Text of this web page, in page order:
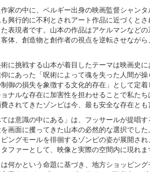
家の中に、ベルギー出身の映画監督シャン
興行的に不利とされアート作品に近づくと
表現者です。山本の作品はアケルマンなど
体、創造物と創作者の視点を逆転させなが
に挑戦する山本が着目したテーマは映画史
にあった「呪術によって魂を失った人間が
制御の損失を象徴する文化的存在」として定
ナルな存在に加害性を担わせることで私た
されてきたゾンビは今、最も安全な存在とも
は意識の中にある」は、フッサールが提唱
画面に攫ってきた山本の必然的な選択でし
ングモールを徘徊するゾンビの姿が展開さ
ファーとして、映像と実際の空間内に現れま
何かという命題に基づき、地方ショッピン